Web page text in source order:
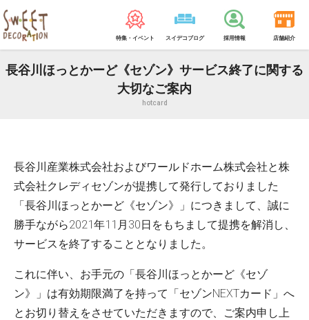
特集・イベント スイデコブログ 採用情報 店舗紹介
長谷川ほっとかーど《セゾン》サービス終了に関する
大切なご案内
hotcard
長谷川産業株式会社およびワールドホーム株式会社と株
式会社クレディセゾンが提携して発行しておりました
「長谷川ほっとかーど《セゾン》」につきまして、誠に
勝手ながら2021年11月30日をもちまして提携を解消し、
サービスを終了することとなりました。
これに伴い、お手元の「長谷川ほっとかーど《セゾ
ン》」は有効期限満了を持って「セゾンNEXTカード」へ
とお切り替えをさせていただきますので、ご案内申し上